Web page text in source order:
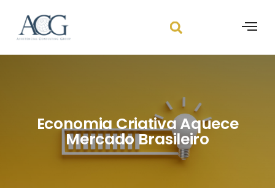
Economia Criativa Aquece
Mercado Brasileiro